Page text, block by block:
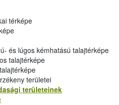
térképe
és lúgos kémhatású talajtérképe
talajtérképe
területei
területeinek